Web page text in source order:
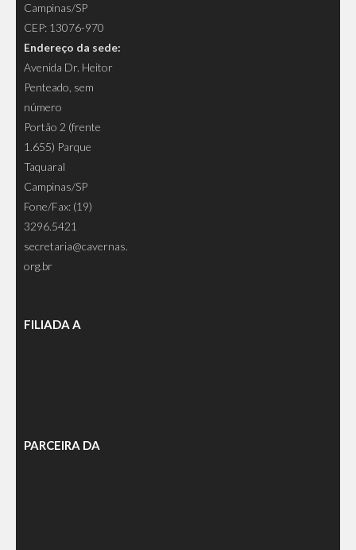
Campinas/SP
CEP: 13076-970
Endereço da sede:
Avenida Dr. Heitor
Penteado, sem
número
Portão 2 (frente
1.655) Parque
Taquaral
Campinas/SP
Fone/Fax: (19)
3296.5421
secretaria@cavernas.
org.br
FILIADA A
PARCEIRA DA